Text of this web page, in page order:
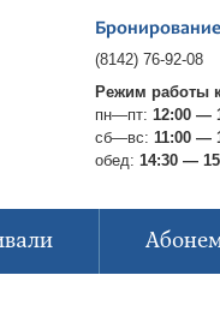
(8142) 76-92-08
Режим работы
пн—пт: 12:00 —
сб—вс: 11:00 —
обед: 14:30 —